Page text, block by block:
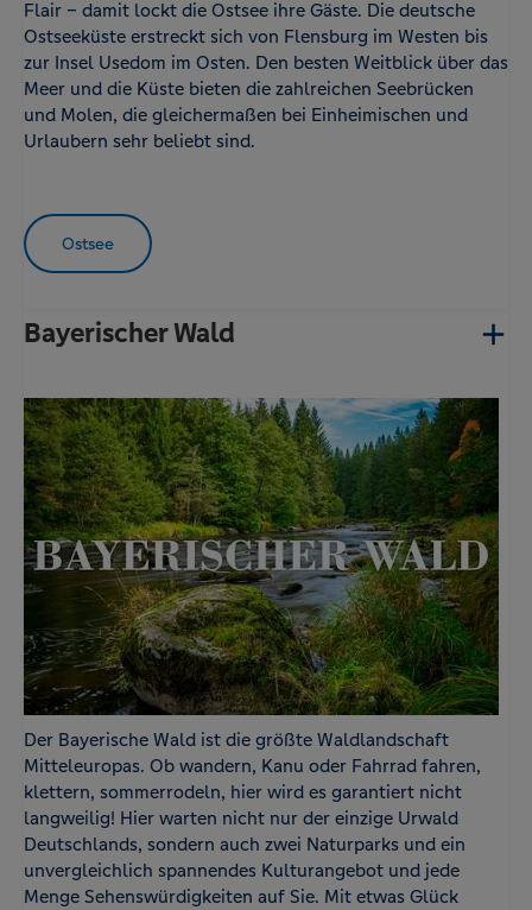
Flair – damit lockt die Ostsee ihre Gäste. Die deutsche
Ostseeküste erstreckt sich von Flensburg im Westen bis
zur Insel Usedom im Osten. Den besten Weitblick über das
Meer und die Küste bieten die zahlreichen Seebrücken
und Molen, die gleichermaßen bei Einheimischen und
Urlaubern sehr beliebt sind.
Ostsee
Bayerischer Wald
Der Bayerische Wald ist die größte Waldlandschaft
Mitteleuropas. Ob wandern, Kanu oder Fahrrad fahren,
klettern, sommerrodeln, hier wird es garantiert nicht
langweilig! Hier warten nicht nur der einzige Urwald
Deutschlands, sondern auch zwei Naturparks und ein
unvergleichlich spannendes Kulturangebot und jede
Menge Sehenswürdigkeiten auf Sie. Mit etwas Glück